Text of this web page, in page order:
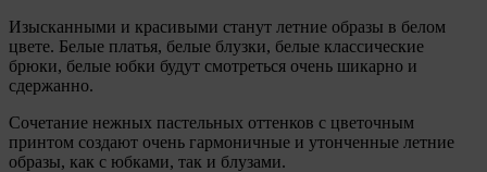
Изысканными и красивыми станут летние образы в белом
цвете. Белые платья, белые блузки, белые классические
брюки, белые юбки будут смотреться очень шикарно и
сдержанно.
Сочетание нежных пастельных оттенков с цветочным
принтом создают очень гармоничные и утонченные летние
образы, как с юбками, так и блузами.